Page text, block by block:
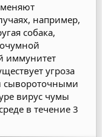
например,
собака,
иммунитет
угроза
сывороточными
вирус чумы
в течение 3